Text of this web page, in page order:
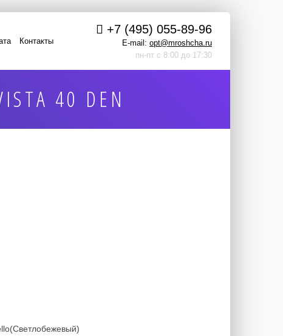
+7 (495) 055-89-96
E-mail: opt@mroshcha.ru
пн-пт с 8:00 до 17:30
Контакты
40 DEN